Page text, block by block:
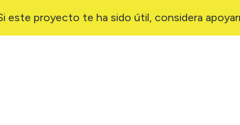
este proyecto te ha sido útil, considera